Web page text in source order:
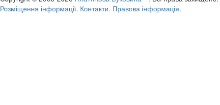
Розміщення інформації. Контакти. Правова інформація.